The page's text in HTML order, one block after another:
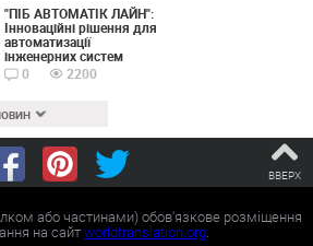
"ПІБ АВТОМАТІК ЛАЙН":
Інноваційні рішення для
автоматизації
інженерних систем
0
2200
ВВЕРХ
або частинами) обов'язкове розміщення
на сайтworldtranslation.org.